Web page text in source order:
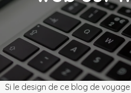
Si le design de ce blog de